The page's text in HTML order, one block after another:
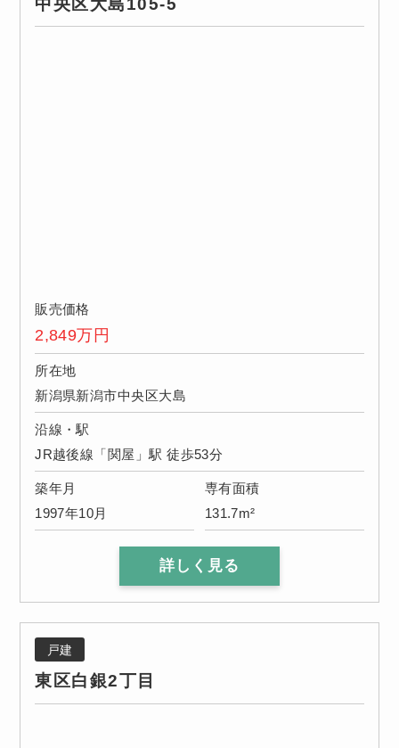
販売価格
2,849万円
所在地
新潟県新潟市中央区大島
沿線・駅
JR越後線「関屋」駅 徒歩53分
築年月
1997年10月
専有面積
131.7m²
詳しく見る
戸建
東区白銀2丁目